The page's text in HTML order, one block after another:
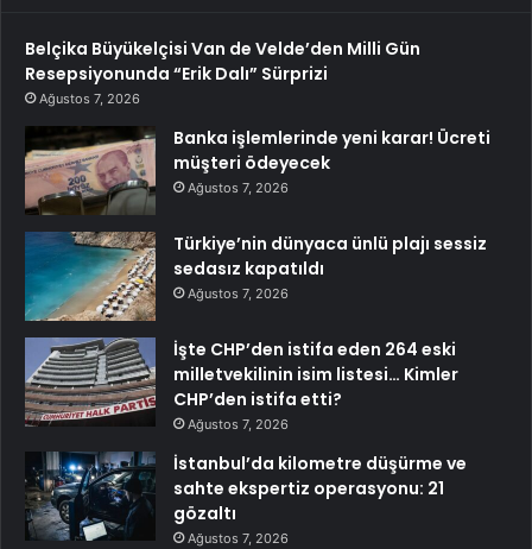
Belçika Büyükelçisi Van de Velde’den Milli Gün
Resepsiyonunda “Erik Dalı” Sürprizi
Ağustos 7, 2026
Banka işlemlerinde yeni karar! Ücreti
müşteri ödeyecek
Ağustos 7, 2026
Türkiye’nin dünyaca ünlü plajı sessiz
sedasız kapatıldı
Ağustos 7, 2026
İşte CHP’den istifa eden 264 eski
milletvekilinin isim listesi… Kimler
CHP’den istifa etti?
Ağustos 7, 2026
İstanbul’da kilometre düşürme ve
sahte ekspertiz operasyonu: 21
gözaltı
Ağustos 7, 2026